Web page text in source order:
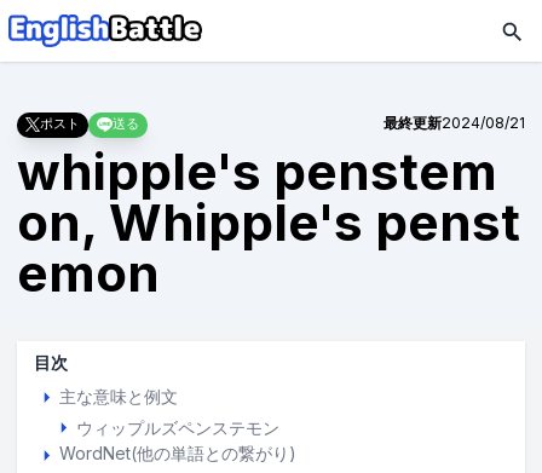
ポスト 送る 最終更新2024/08/21
whipple's penstem
on, Whipple's penst
emon
目次
主な意味と例文
ウィップルズペンステモン
WordNet(他の単語との繋がり)